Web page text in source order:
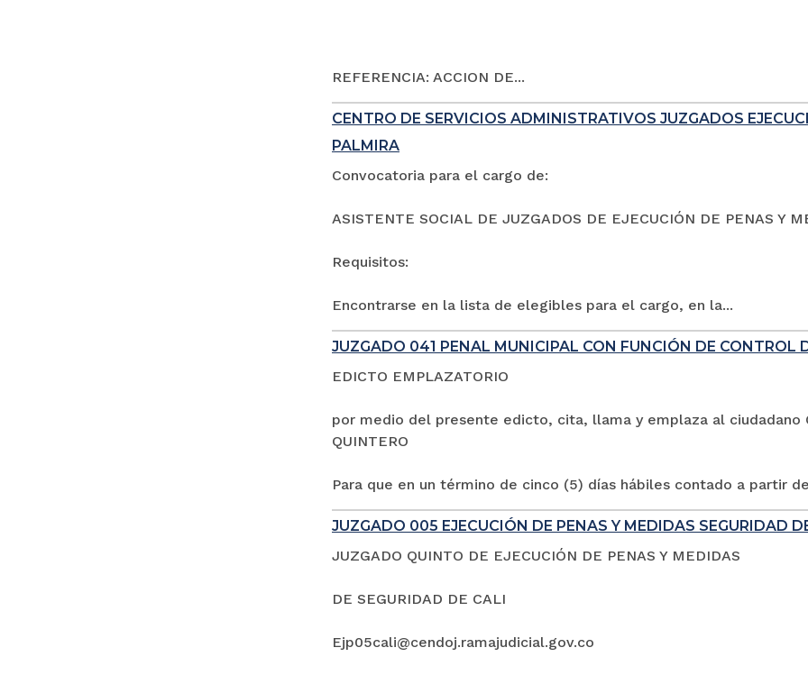
REFERENCIA: ACCION DE...
CENTRO DE SERVICIOS ADMINISTRATIVOS JUZGADOS
PALMIRA
Convocatoria para el cargo de:
ASISTENTE SOCIAL DE JUZGADOS DE EJECUCIÓN DE PENAS Y
Requisitos:
Encontrarse en la lista de elegibles para el cargo, en la...
JUZGADO 041 PENAL MUNICIPAL CON FUNCIÓN DE CONTROL
EDICTO EMPLAZATORIO
por medio del presente edicto, cita, llama y emplaza al ciudadano
QUINTERO
Para que en un término de cinco (5) días hábiles contado a partir
JUZGADO 005 EJECUCIÓN DE PENAS Y MEDIDAS SEGURIDAD
JUZGADO QUINTO DE EJECUCIÓN DE PENAS Y MEDIDAS
DE SEGURIDAD DE CALI
Ejp05cali@cendoj.ramajudicial.gov.co